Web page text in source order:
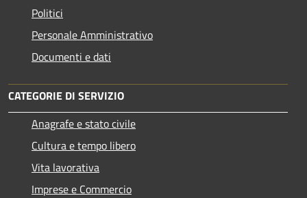
Politici
Personale Amministrativo
Documenti e dati
CATEGORIE DI SERVIZIO
Anagrafe e stato civile
Cultura e tempo libero
Vita lavorativa
Imprese e Commercio